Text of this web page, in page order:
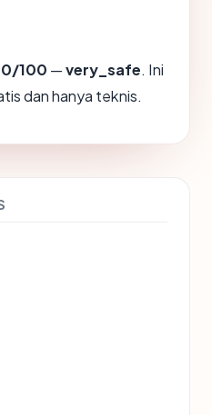
100 —very_safe. Ini
dan hanya teknis.